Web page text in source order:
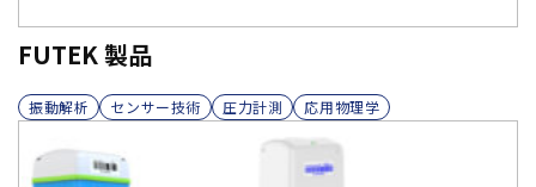
FUTEK 製品
振動解析 センサー技術 圧力計測 応用物理学